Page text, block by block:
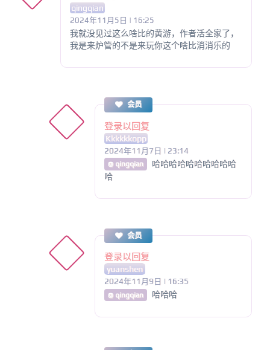
qingqian
2024年11月5日 | 16:25
我就没见过这么啥比的黄游，作者活全家了，
我是来炉管的不是来玩你这个啥比消消乐的
会员
登录以回复
Kkkkkkopp
2024年11月7日 | 23:14
@ qingqian
哈哈哈哈哈哈哈哈哈哈
哈
会员
登录以回复
yuanshen
2024年11月9日 | 16:35
@ qingqian 哈哈哈